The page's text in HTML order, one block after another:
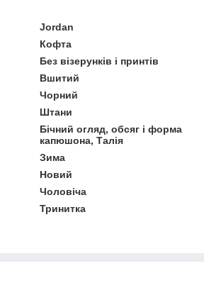
Jordan
Кофта
Без візерунків і принтів
Вшитий
Чорний
Штани
Бічний огляд, обсяг і форма
капюшона, Талія
Зима
Новий
Чоловіча
Тринитка